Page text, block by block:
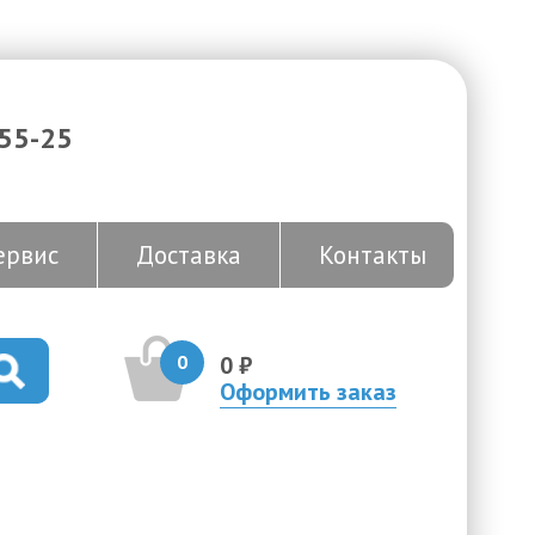
25
Доставка Контакты
0
0 ₽
Оформить заказ